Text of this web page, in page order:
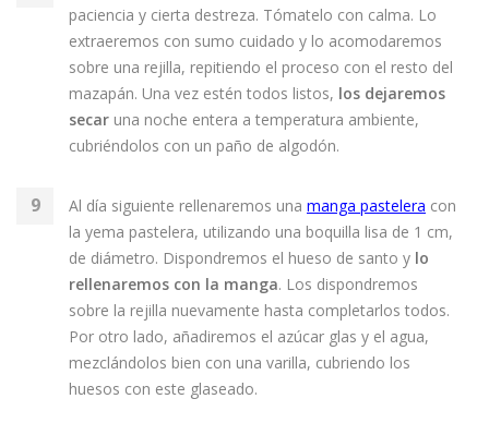
paciencia y cierta destreza. Tómatelo con calma. Lo
extraeremos con sumo cuidado y lo acomodaremos
sobre una rejilla, repitiendo el proceso con el resto del
mazapán. Una vez estén todos listos, los dejaremos
secar una noche entera a temperatura ambiente,
cubriéndolos con un paño de algodón.
Al día siguiente rellenaremos una manga pastelera con
la yema pastelera, utilizando una boquilla lisa de 1 cm,
de diámetro. Dispondremos el hueso de santo y lo
rellenaremos con la manga. Los dispondremos
sobre la rejilla nuevamente hasta completarlos todos.
Por otro lado, añadiremos el azúcar glas y el agua,
mezclándolos bien con una varilla, cubriendo los
huesos con este glaseado.